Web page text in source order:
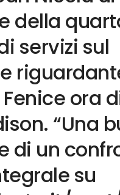
della
servizi sul
ora
“Una
di un
su